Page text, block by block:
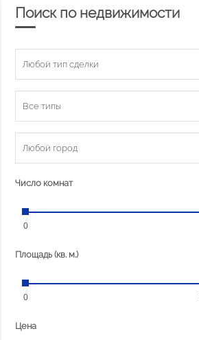
Поиск по недвижимости
Любой тип сделки
Все типы
Любой город
Число комнат
0
Площадь (кв. м.)
0
Цена